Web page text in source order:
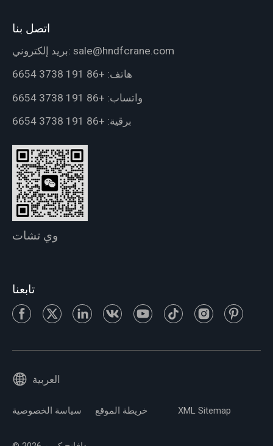
اتصل بنا
بريد إلكتروني: sale@hndfcrane.com
هاتف: +86 191 3738 6654
واتساب: +86 191 3738 6654
برقية: +86 191 3738 6654
وي تشات
تابعنا
العربية
سياسة الخصوصية خريطة الموقع XML Sitemap